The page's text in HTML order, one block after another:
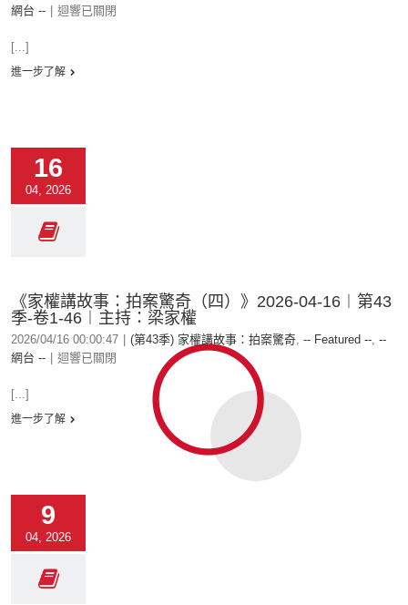
網台 --
迴響已關閉
[...]
進一步了解
16
04, 2026
《家權講故事：拍案驚奇（四）》2026-04-16︱第43
季-卷1-46︱主持：梁家權
2026/04/16 00:00:47 (第43季) 家權講故事：拍案驚奇, -- Featured --, --
網台 --
迴響已關閉
[...]
進一步了解
9
04, 2026